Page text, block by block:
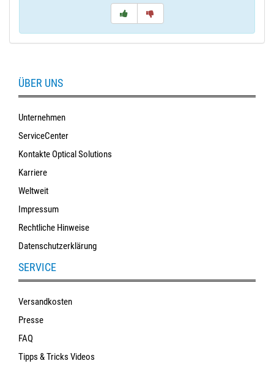
ÜBER UNS
Unternehmen
ServiceCenter
Kontakte Optical Solutions
Karriere
Weltweit
Impressum
Rechtliche Hinweise
Datenschutzerklärung
SERVICE
Versandkosten
Presse
FAQ
Tipps & Tricks Videos